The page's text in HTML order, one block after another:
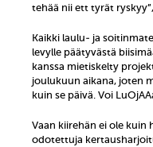
tehää nii ett tyrät
Kaikki laulu- ja
levylle päätyvästä
kanssa mietiskelty
joulukuun aikana, joten
kuin se päivä. Voi
Vaan kiirehän ei ole kuin
odotettuja